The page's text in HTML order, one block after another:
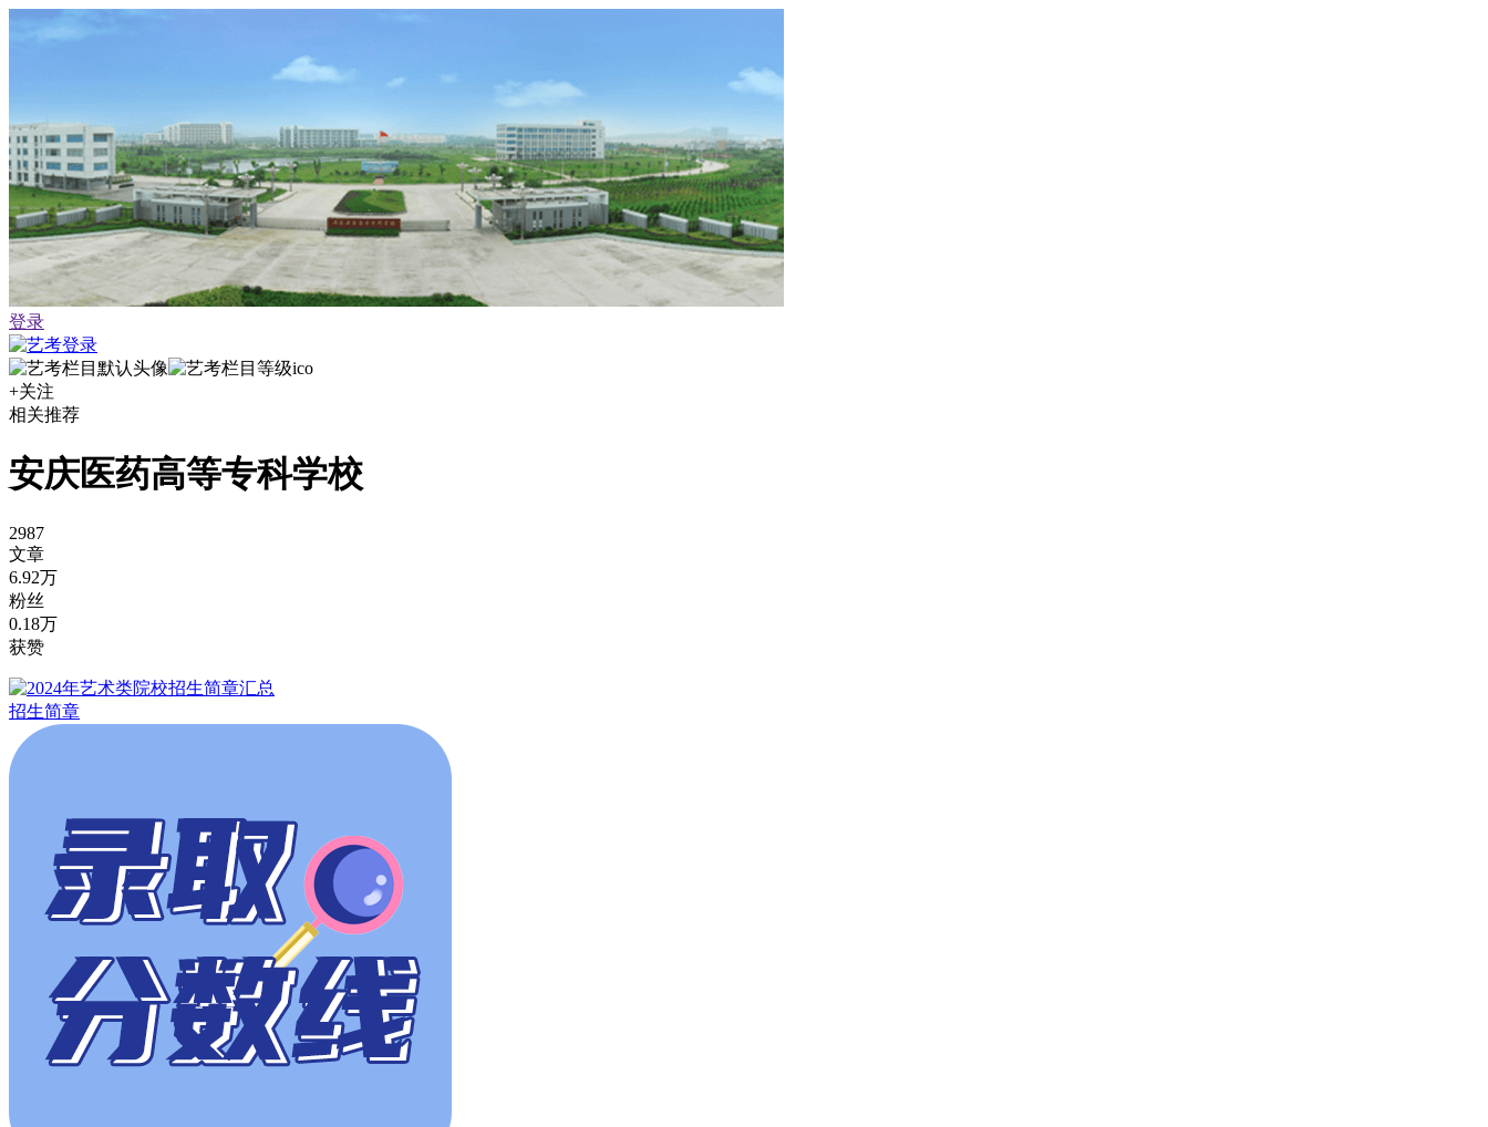
登录
+关注
相关推荐
安庆医药高等专科学校
2987
文章
6.92万
粉丝
0.18万
获赞
招生简章